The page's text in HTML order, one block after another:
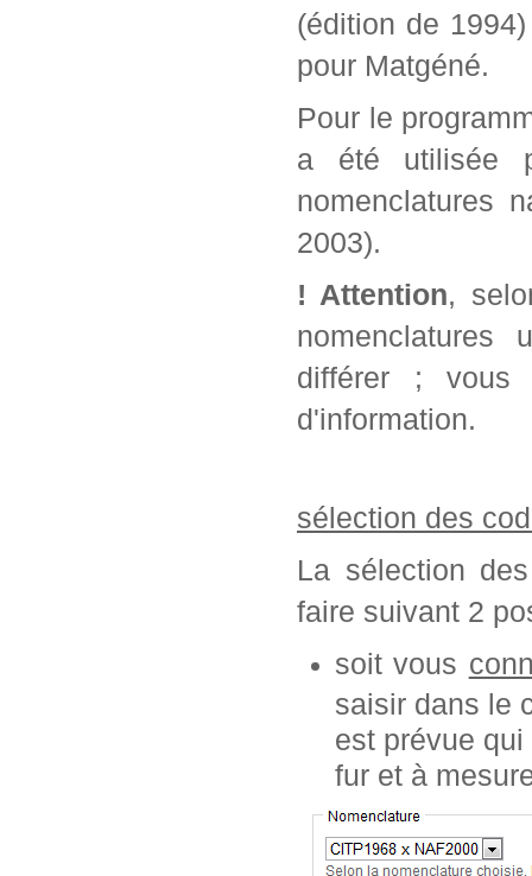
(édition de
pour Matgéné.
Pour le
a été utilisée
nomenclatures
2003).
! Attention,
nomenclatures
différer ; vous
d'information.
sélection des
La sélection
faire suivant 2
soit vous
saisir dans le
est prévue
fur et à